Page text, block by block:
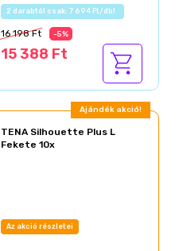
Az akció részletei
16 198 Ft -5%
15 388 Ft
Ajándék akció!
TENA Silhouette Plus L
Fekete 10x
Az akció részletei